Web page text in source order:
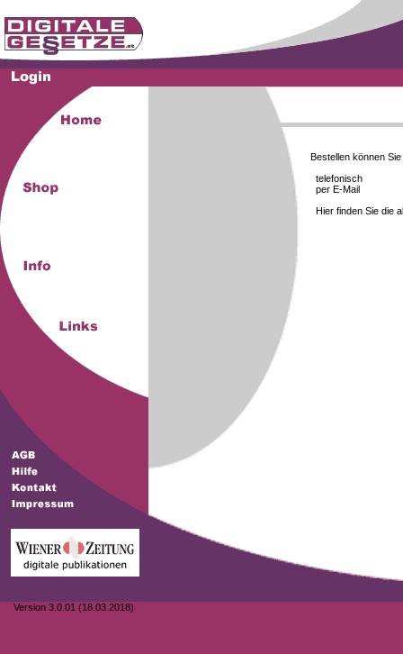
Version 3.0.01 (18.03.2018)
Bestellen können Sie
telefonisch
per E-Mail
Hier finden Sie die